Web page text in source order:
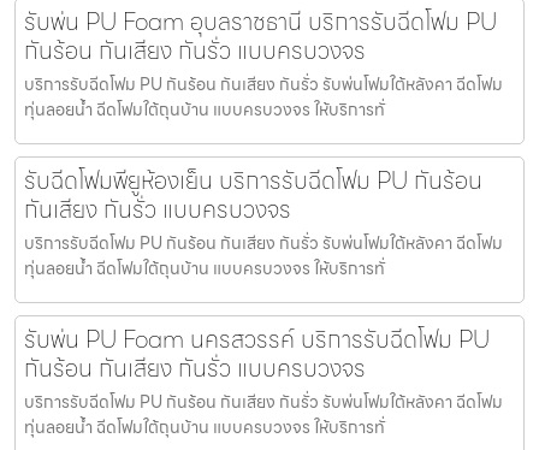
รับพ่น PU Foam อุบลราชธานี บริการรับฉีดโฟม PU
กันร้อน กันเสียง กันรั่ว แบบครบวงจร
บริการรับฉีดโฟม PU กันร้อน กันเสียง กันรั่ว รับพ่นโฟมใต้หลังคา ฉีดโฟม
ทุ่นลอยน้ำ ฉีดโฟมใต้ถุนบ้าน แบบครบวงจร ให้บริการทั่
รับฉีดโฟมพียูห้องเย็น บริการรับฉีดโฟม PU กันร้อน
กันเสียง กันรั่ว แบบครบวงจร
บริการรับฉีดโฟม PU กันร้อน กันเสียง กันรั่ว รับพ่นโฟมใต้หลังคา ฉีดโฟม
ทุ่นลอยน้ำ ฉีดโฟมใต้ถุนบ้าน แบบครบวงจร ให้บริการทั่
รับพ่น PU Foam นครสวรรค์ บริการรับฉีดโฟม PU
กันร้อน กันเสียง กันรั่ว แบบครบวงจร
บริการรับฉีดโฟม PU กันร้อน กันเสียง กันรั่ว รับพ่นโฟมใต้หลังคา ฉีดโฟม
ทุ่นลอยน้ำ ฉีดโฟมใต้ถุนบ้าน แบบครบวงจร ให้บริการทั่